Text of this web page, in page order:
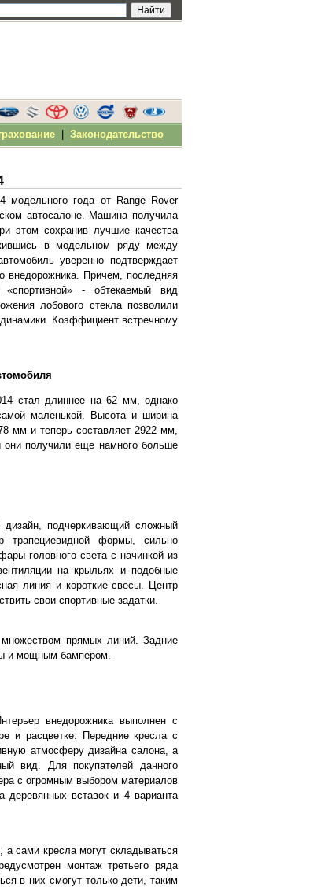
модельного года от Range Rover
автосалоне. Машина получила
этом сохранив лучшие качества
в модельном ряду между
уверенно подтверждает
внедорожника. Причем, последняя
- обтекаемый вид
лобового стекла позволили
Коэффициент встречному
стал длиннее на 62 мм, однако
маленькой. Высота и ширина
мм и теперь составляет 2922 мм,
они получили еще намного больше
дизайн, подчеркивающий сложный
трапециевидной формы, сильно
головного света с начинкой из
на крыльях и подобные
линия и короткие свесы. Центр
свои спортивные задатки.
прямых линий. Задние
и мощным бампером.
внедорожника выполнен с
и расцветке. Передние кресла с
атмосферу дизайна салона, а
вид. Для покупателей данного
с огромным выбором материалов
деревянных вставок и 4 варианта
сами кресла могут складываться
монтаж третьего ряда
в них смогут только дети, таким
| Законодательство